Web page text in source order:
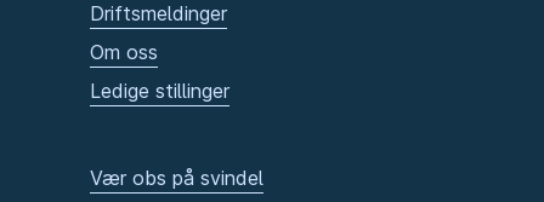
Driftsmeldinger
Om oss
Ledige stillinger
Vær obs på svindel